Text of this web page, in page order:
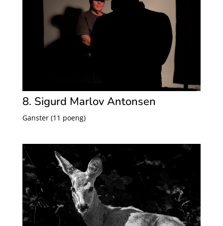
8. Sigurd Marlov Antonsen
Ganster (11 poeng)